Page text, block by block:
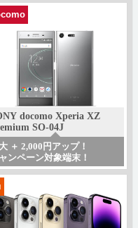
docomo Xperia XZ
SO-04J
＋ 2,000円アップ！
ンペーン対象端末！